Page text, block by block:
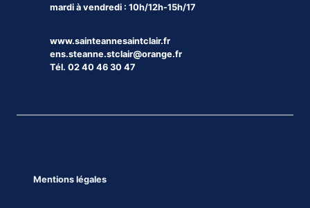
mardi à vendredi : 10h/12h-15h/17
www.sainteannesaintclair.fr
ens.steanne.stclair@orange.fr
Tél. 02 40 46 30 47
Mentions légales